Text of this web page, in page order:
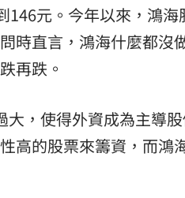
元。今年以來，鴻海
時直言，鴻海什麼都沒
再跌。
，使得外資成為主導
高的股票來籌資，而鴻